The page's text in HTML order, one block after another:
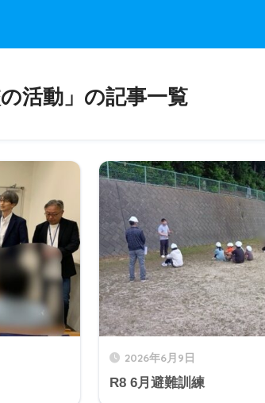
活動」の記事一覧
2026年6月9日
R8 6月避難訓練